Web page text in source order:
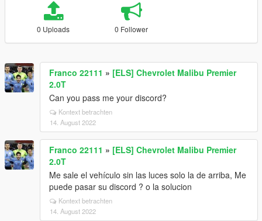
0 Uploads 0 Follower
Franco 22111 » [ELS] Chevrolet Malibu Premier
2.0T
Can you pass me your discord?
Kontext betrachten
14. August 2022
Franco 22111 » [ELS] Chevrolet Malibu Premier
2.0T
Me sale el vehículo sin las luces solo la de arriba, Me
puede pasar su discord ? o la solucion
Kontext betrachten
14. August 2022